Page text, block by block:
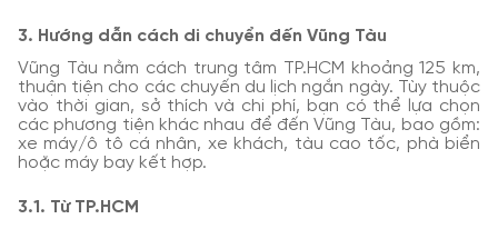
3. Hướng dẫn cách di chuyển đến Vũng Tàu
Vũng Tàu nằm cách trung tâm TP.HCM khoảng 125 km,
thuận tiện cho các chuyến du lịch ngắn ngày. Tùy thuộc
vào thời gian, sở thích và chi phí, bạn có thể lựa chọn
các phương tiện khác nhau để đến Vũng Tàu, bao gồm:
xe máy/ô tô cá nhân, xe khách, tàu cao tốc, phà biển
hoặc máy bay kết hợp.
3.1. Từ TP.HCM